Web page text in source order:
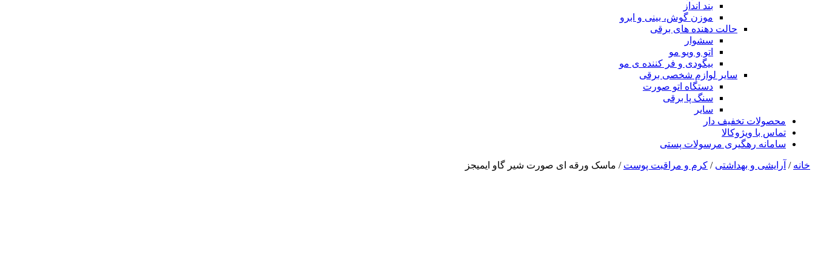
بند انداز
موزن گوش، بینی و ابرو
حالت دهنده های برقی
سشوار
اتو و ویو مو
بیگودی و فر کننده ی مو
سایر لوازم شخصی برقی
دستگاه اتو صورت
سنگ پا برقی
سایر
محصولات تخفیف دار
تماس با ویژوکالا
سامانه رهگیری مرسولات پستی
خانه / آرایشی و بهداشتی / کرم و مراقبت پوست / ماسک ورقه ای صورت شیر گاو ایمیجز